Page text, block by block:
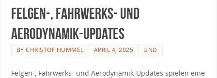
Felgen-, Fahrwerks- und
Aerodynamik-Updates
BYCHRISTOF HUMMEL APRIL 4, 2025 UND
Felgen-, Fahrwerks-‍ und Aerodynamik-Updates spielen eine